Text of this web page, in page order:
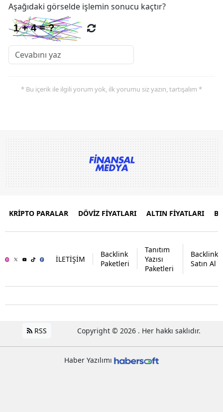
Aşağıdaki görselde işlemin sonucu kaçtır?
* Bu içerik ile ilgili yorum yok, ilk yorumu siz yazın, tartışalım *
KRİPTO PARALAR DÖVİZ FİYATLARI ALTIN FİYATLARI
İLETİŞİM
Backlink
Paketleri
Tanıtım
Yazısı
Paketleri
Backlink
Satın Al
RSS Copyright © 2026 . Her hakkı saklıdır.
Haber Yazılımı